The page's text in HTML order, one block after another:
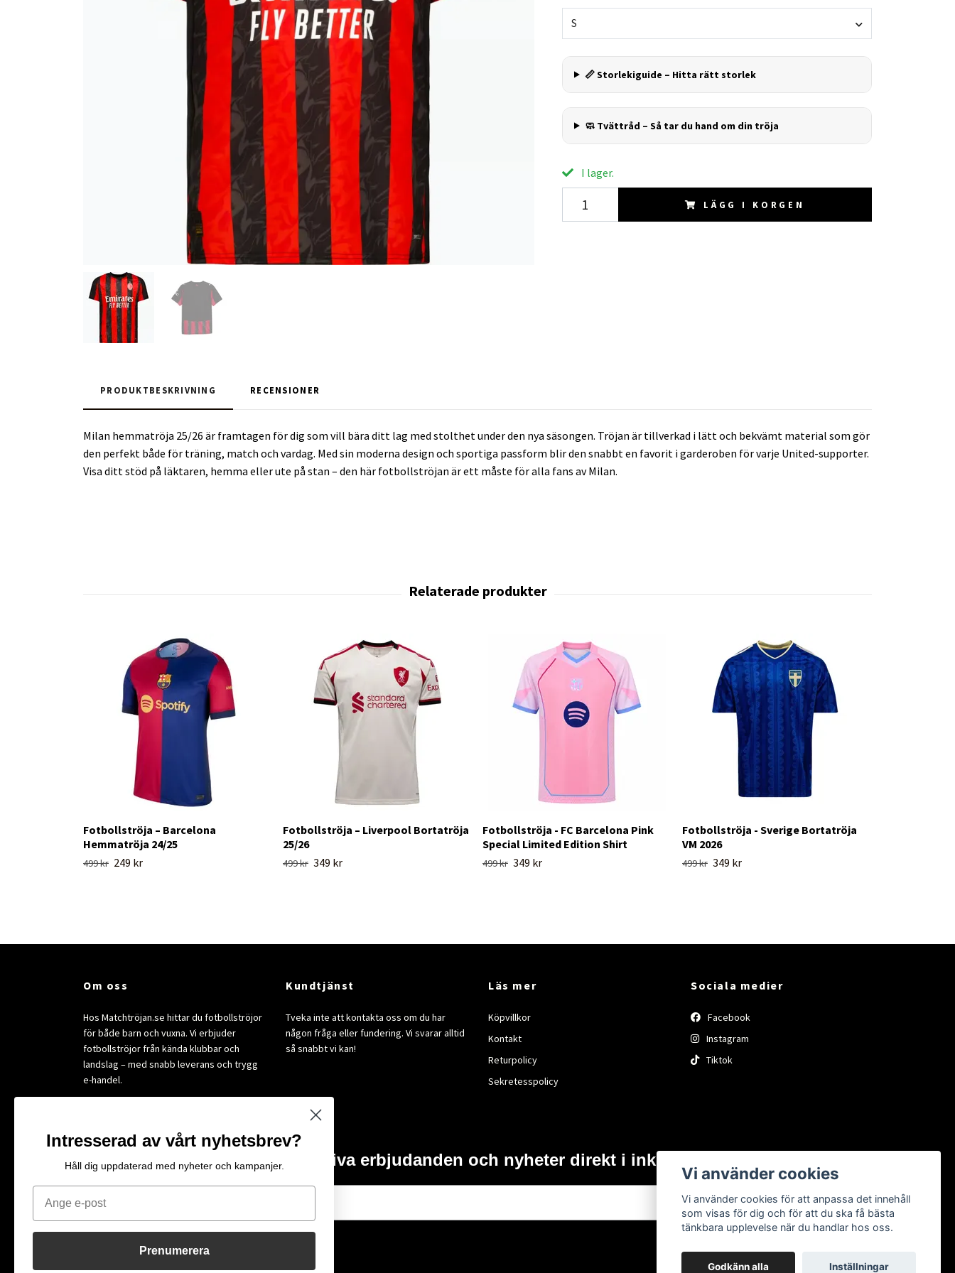
S
📏 Storlekiguide – Hitta rätt storlek
🧼 Tvättråd – Så tar du hand om din tröja
I lager.
LÄGG I KORGEN
PRODUKTBESKRIVNING RECENSIONER
Milan hemmatröja 25/26 är framtagen för dig som vill bära ditt lag med stolthet under den nya säsongen. Tröjan är tillverkad i lätt och bekvämt material som gör
den perfekt både för träning, match och vardag. Med sin moderna design och sportiga passform blir den snabbt en favorit i garderoben för varje United-supporter.
Visa ditt stöd på läktaren, hemma eller ute på stan – den här fotbollströjan är ett måste för alla fans av Milan.
Fotbollströja – Barcelona
Hemmatröja 24/25
499 kr 249 kr
Fotbollströja – Liverpool Bortatröja
25/26
499 kr 349 kr
Fotbollströja - FC Barcelona Pink
Special Limited Edition Shirt
499 kr 349 kr
Fotbollströja - Sverige Bortatröja
VM 2026
499 kr 349 kr
Om oss
Hos Matchtröjan.se hittar du fotbollströjor
för både barn och vuxna. Vi erbjuder
fotbollströjor från kända klubbar och
landslag – med snabb leverans och trygg
e-handel.
Kundtjänst
Tveka inte att kontakta oss om du har
någon fråga eller fundering. Vi svarar alltid
så snabbt vi kan!
Läs mer
Köpvillkor
Kontakt
Returpolicy
Sekretesspolicy
Sociala medier
Facebook
Instagram
Tiktok
Få exklusiva erbjudanden och nyheter direkt i inkorgen.
E-post
Prenumerera
Vi använder cookies
Vi använder cookies för att anpassa det innehåll
som visas för dig och för att du ska få bästa
tänkbara upplevelse när du handlar hos oss.
Godkänn alla Inställningar
Intresserad av vårt nyhetsbrev?
Håll dig uppdaterad med nyheter och kampanjer.
Email
Prenumerera